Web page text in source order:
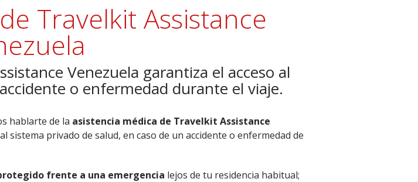
Travelkit Assistance
Venezuela garantiza el acceso al
o enfermedad durante el viaje.
hablarte de la asistencia médica de Travelkit Assistance
sistema privado de salud, en caso de un accidente o enfermedad de
frente a una emergencia lejos de tu residencia habitual;